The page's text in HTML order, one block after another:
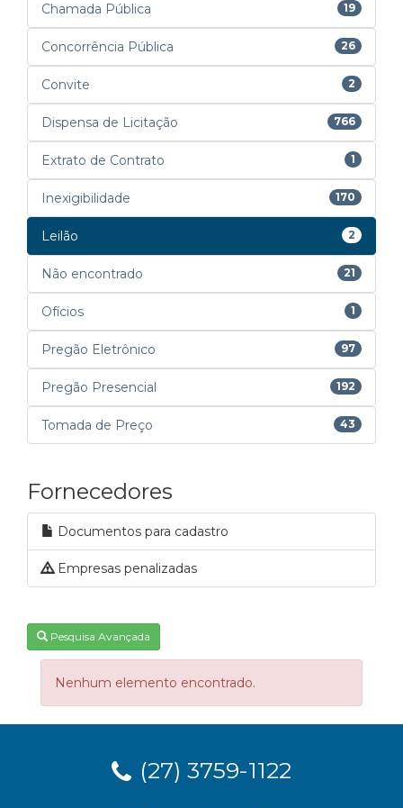
Chamada Pública 19
Concorrência Pública 26
Convite 2
Dispensa de Licitação 766
Extrato de Contrato 1
Inexigibilidade 170
Leilão 2
Não encontrado 21
Ofícios 1
Pregão Eletrônico 97
Pregão Presencial 192
Tomada de Preço 43
Fornecedores
Documentos para cadastro
Empresas penalizadas
Pesquisa Avançada
Nenhum elemento encontrado.
(27) 3759-1122